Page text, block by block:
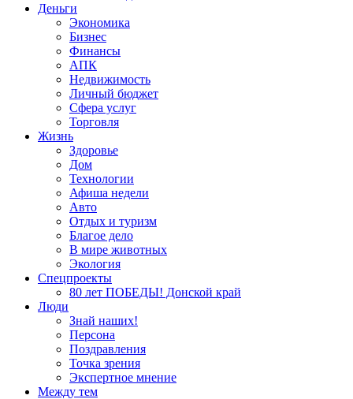
Деньги
Экономика
Бизнес
Финансы
АПК
Недвижимость
Личный бюджет
Сфера услуг
Торговля
Жизнь
Здоровье
Дом
Технологии
Афиша недели
Авто
Отдых и туризм
Благое дело
В мире животных
Экология
Спецпроекты
80 лет ПОБЕДЫ! Донской край
Люди
Знай наших!
Персона
Поздравления
Точка зрения
Экспертное мнение
Между тем